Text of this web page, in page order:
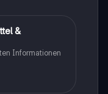
&
Informationen